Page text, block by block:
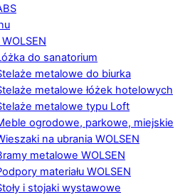
do sanatorium
metalowe do biurka
metalowe łóżek hotelowych
metalowe typu Loft
ogrodowe, parkowe, miejskie
na ubrania WOLSEN
metalowe WOLSEN
materiału WOLSEN
i stojaki wystawowe